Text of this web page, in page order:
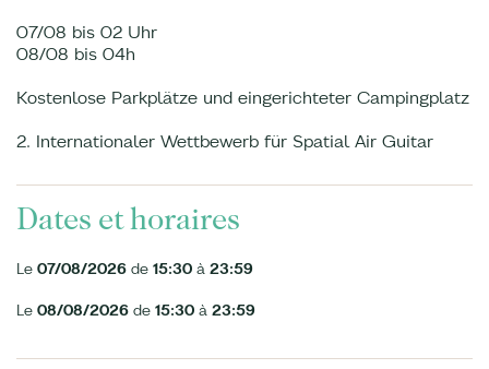
07/08 bis 02 Uhr
08/08 bis 04h
Kostenlose Parkplätze und eingerichteter Campingplatz
2. Internationaler Wettbewerb für Spatial Air Guitar
Dates et horaires
Le 07/08/2026 de 15:30 à 23:59
Le 08/08/2026 de 15:30 à 23:59